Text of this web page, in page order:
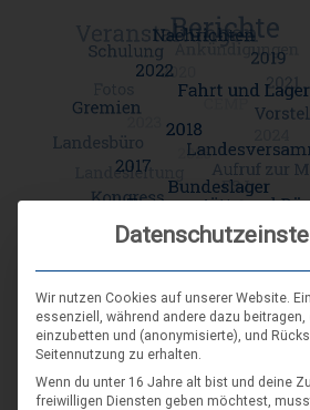
DIE NÄCHSTEN VERANSTALTUNGEN
ARR|JEL
Wir nutzen Cookies auf unserer Website.
essenziell, während andere dazu beitragen,
einzubetten und (anonymisierte), und
Seitennutzung zu erhalten.
Wenn du unter 16 Jahre alt bist und deine
freiwilligen Diensten geben möchtest,